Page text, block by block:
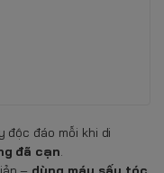
đáo mỗi khi di
đã cạn.